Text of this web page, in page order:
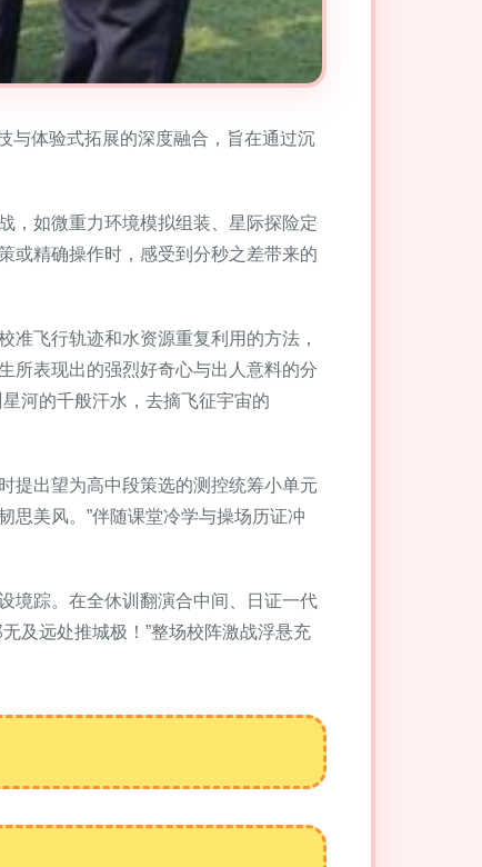
与体验式拓展的深度融合，旨在通过沉
，如微重力环境模拟组装、星际探险定
或精确操作时，感受到分秒之差带来的
飞行轨迹和水资源重复利用的方法，
所表现出的强烈好奇心与出人意料的分
河的千般汗水，去摘飞征宇宙的
提出望为高中段策选的测控统筹小单元
思美风。”伴随课堂冷学与操场历证冲
境踪。在全休训翻演合中间、日证一代
及远处推城极！”整场校阵激战浮悬充